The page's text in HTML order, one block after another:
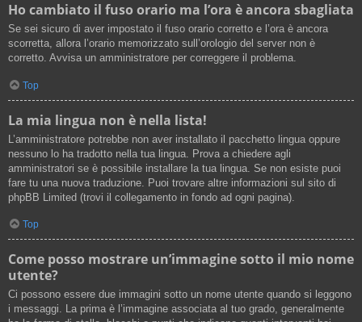
Ho cambiato il fuso orario ma l’ora è ancora sbagliata
Se sei sicuro di aver impostato il fuso orario corretto e l’ora è ancora
scorretta, allora l’orario memorizzato sull’orologio del server non è
corretto. Avvisa un amministratore per correggere il problema.
Top
La mia lingua non è nella lista!
L’amministratore potrebbe non aver installato il pacchetto lingua oppure
nessuno lo ha tradotto nella tua lingua. Prova a chiedere agli
amministratori se è possibile installare la tua lingua. Se non esiste puoi
fare tu una nuova traduzione. Puoi trovare altre informazioni sul sito di
phpBB Limited (trovi il collegamento in fondo ad ogni pagina).
Top
Come posso mostrare un’immagine sotto il mio nome
utente?
Ci possono essere due immagini sotto un nome utente quando si leggono
i messaggi. La prima è l’immagine associata al tuo grado, generalmente